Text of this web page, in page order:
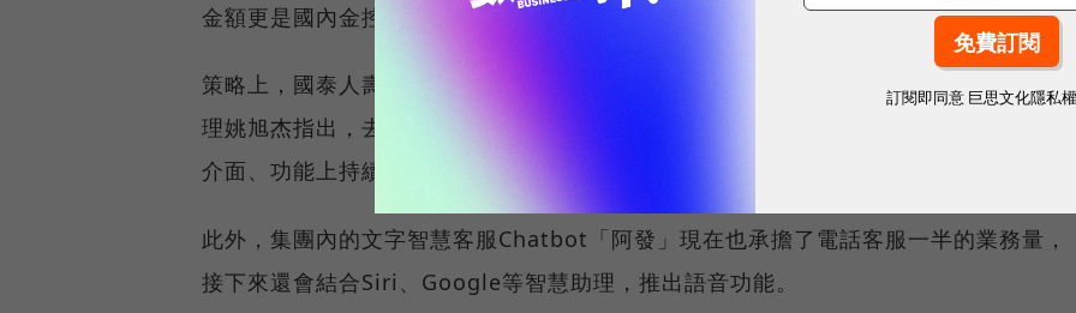
金額更是國內金控第一名，主要的獲利引擎，來自國泰人壽。
策略上，國泰人壽保單銷售以傳統型分期繳，及投資型保單為主。國泰金控資深副總經
理姚旭杰指出，去年人壽改善了許多數位體驗，針對業務員跟客戶介紹產品的平板，在
介面、功能上持續優化，此外，從核保到理賠也全都可以在數位平台上完成。
此外，集團內的文字智慧客服Chatbot「阿發」現在也承擔了電話客服一半的業務量，
接下來還會結合Siri、Google等智慧助理，推出語音功能。
訂閱即同意 巨思文化隱私